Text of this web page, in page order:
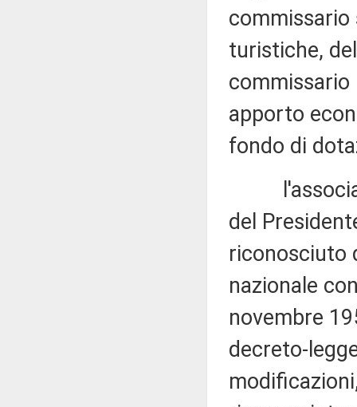
commissario
turistiche,
commissario
apporto
fondo di
del
riconosciuto
nazionale
novembre
decreto-